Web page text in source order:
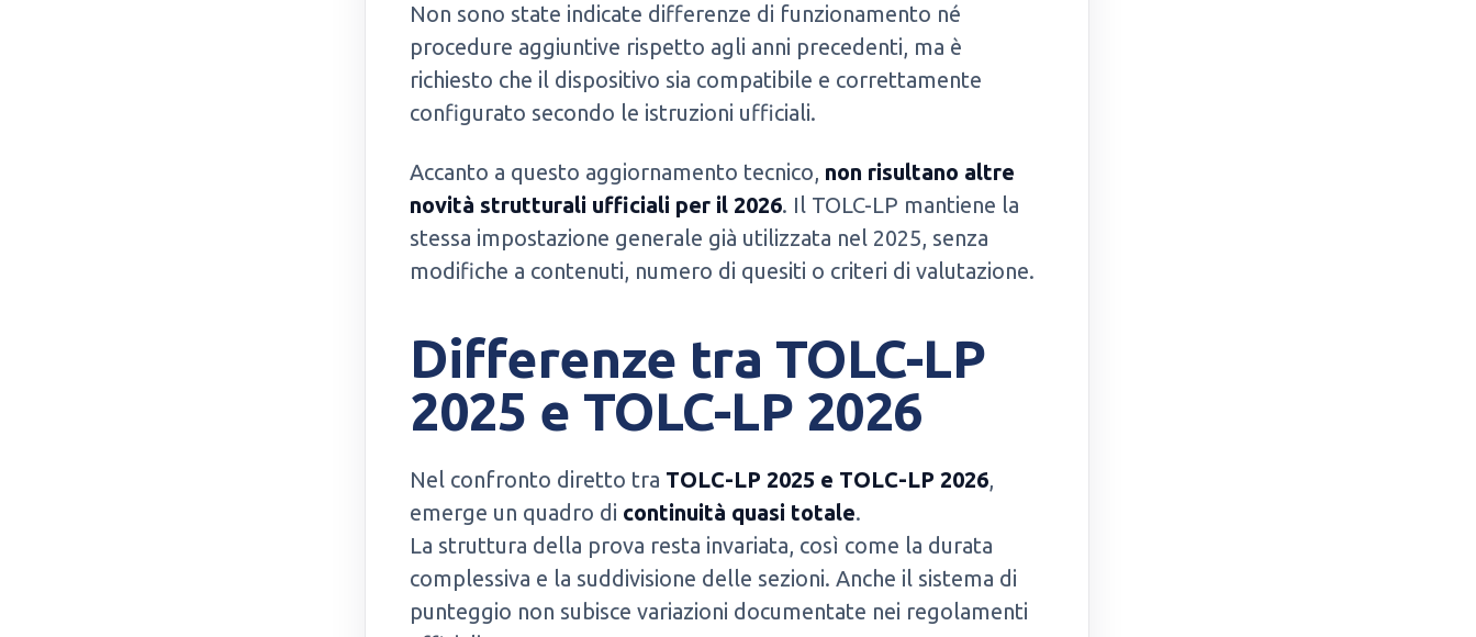
Non sono state indicate differenze di funzionamento né
procedure aggiuntive rispetto agli anni precedenti, ma è
richiesto che il dispositivo sia compatibile e correttamente
configurato secondo le istruzioni ufficiali.
Accanto a questo aggiornamento tecnico, non risultano altre
novità strutturali ufficiali per il 2026. Il TOLC-LP mantiene la
stessa impostazione generale già utilizzata nel 2025, senza
modifiche a contenuti, numero di quesiti o criteri di valutazione.
Differenze tra TOLC-LP
2025 e TOLC-LP 2026
Nel confronto diretto tra TOLC-LP 2025 e TOLC-LP 2026,
emerge un quadro di continuità quasi totale.
La struttura della prova resta invariata, così come la durata
complessiva e la suddivisione delle sezioni. Anche il sistema di
punteggio non subisce variazioni documentate nei regolamenti